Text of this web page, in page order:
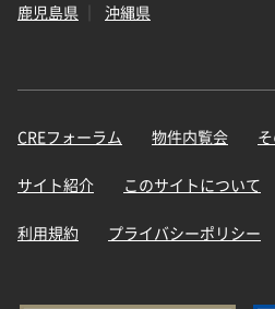
鹿児島県
沖縄県
CREフォーラム 物件内覧会
サイト紹介 このサイトについて
利用規約 プライバシーポリシー